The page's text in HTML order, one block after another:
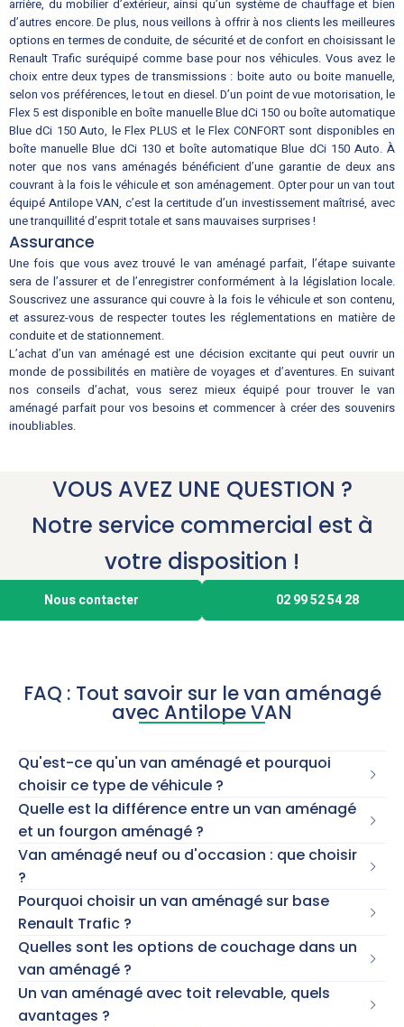
arrière, du mobilier d’extérieur, ainsi qu’un système de chauffage et bien
d’autres encore. De plus, nous veillons à offrir à nos clients les meilleures
options en termes de conduite, de sécurité et de confort en choisissant le
Renault Trafic suréquipé comme base pour nos véhicules. Vous avez le
choix entre deux types de transmissions : boite auto ou boite manuelle,
selon vos préférences, le tout en diesel. D’un point de vue motorisation, le
Flex 5 est disponible en boîte manuelle Blue dCi 150 ou boîte automatique
Blue dCi 150 Auto, le Flex PLUS et le Flex CONFORT sont disponibles en
boîte manuelle Blue dCi 130 et boîte automatique Blue dCi 150 Auto. À
noter que nos vans aménagés bénéficient d’une garantie de deux ans
couvrant à la fois le véhicule et son aménagement. Opter pour un van tout
équipé Antilope VAN, c’est la certitude d’un investissement maîtrisé, avec
une tranquillité d’esprit totale et sans mauvaises surprises !
Assurance
Une fois que vous avez trouvé le van aménagé parfait, l’étape suivante
sera de l’assurer et de l’enregistrer conformément à la législation locale.
Souscrivez une assurance qui couvre à la fois le véhicule et son contenu,
et assurez-vous de respecter toutes les réglementations en matière de
conduite et de stationnement.
L’achat d’un van aménagé est une décision excitante qui peut ouvrir un
monde de possibilités en matière de voyages et d’aventures. En suivant
nos conseils d’achat, vous serez mieux équipé pour trouver le van
aménagé parfait pour vos besoins et commencer à créer des souvenirs
inoubliables.
VOUS AVEZ UNE QUESTION ?
Notre service commercial est à
votre disposition !
Nous contacter 02 99 52 54 28
FAQ : Tout savoir sur le van aménagé
avec Antilope VAN
Qu'est-ce qu'un van aménagé et pourquoi
choisir ce type de véhicule ?
Quelle est la différence entre un van aménagé
et un fourgon aménagé ?
Van aménagé neuf ou d'occasion : que choisir
?
Pourquoi choisir un van aménagé sur base
Renault Trafic ?
Quelles sont les options de couchage dans un
van aménagé ?
Un van aménagé avec toit relevable, quels
avantages ?